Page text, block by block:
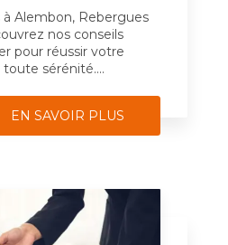
Alembon, Rebergues
nos conseils
pour réussir votre
sérénité....
EN SAVOIR PLUS